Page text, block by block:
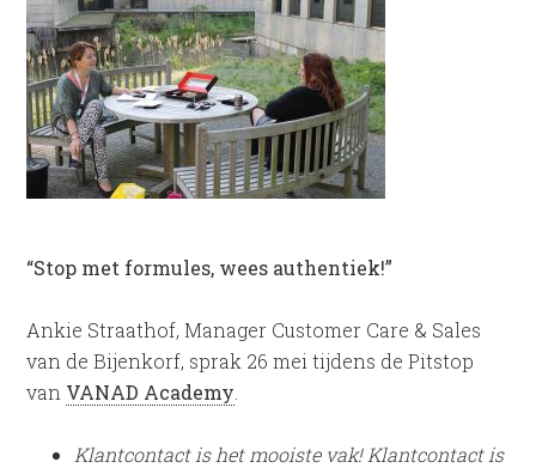
“Stop met formules, wees authentiek!”
Ankie Straathof, Manager Customer Care & Sales
van de Bijenkorf, sprak 26 mei tijdens de Pitstop
van VANAD Academy
Klantcontact is het mooiste vak! Klantcontact is